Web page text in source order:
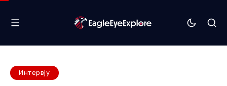
Интервју